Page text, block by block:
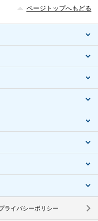
ページトップへもどる
ライバシーポリシー